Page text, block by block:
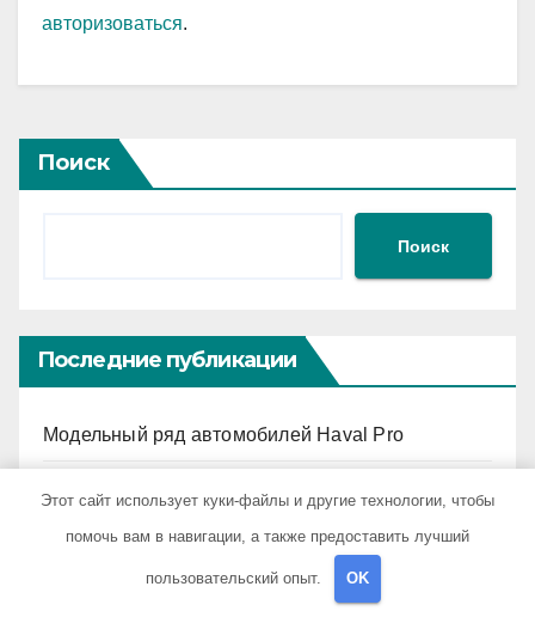
авторизоваться.
Поиск
Поиск
Последние публикации
Модельный ряд автомобилей Haval Pro
Обзор материалов для ногтевого сервиса,
Внедрение RPA для автоматизации бизнес-
Этот сайт использует куки-файлы и другие технологии, чтобы
помочь вам в навигации, а также предоставить лучший
пользовательский опыт. OK